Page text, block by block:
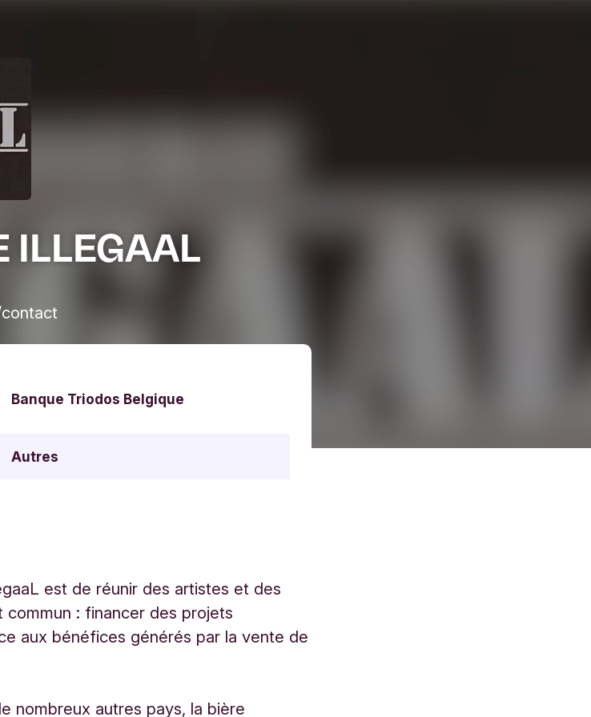
ILLEGAAL
Banque Triodos Belgique
Autres
est de réunir des artistes et des
: financer des projets
aux bénéfices générés par la vente de
nombreux autres pays, la bière